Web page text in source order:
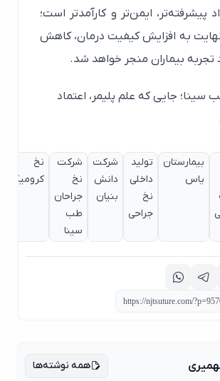
پیشرفته‌تر، ایمن‌تر و کارآمدتر است؛
به افزایش کیفیت درمان، کاهش
بیماران منجر خواهد شد.
جایی که علم پلیمر، اعتماد
بیمارستان
یاس
تولید
داخلی
جراحی
شرکت
دانش
بنیان
شرکت
نخ
جراحان
طب
سینا
کرومیک
همه نوشته‌ها